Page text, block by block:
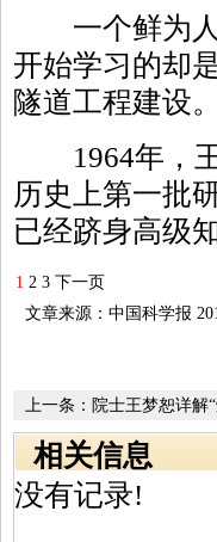
一个鲜为人
开始学习的却
隧道工程建设。
1964年，王
历史上第一批
已经跻身高级
1 2 3 下一页
文章来源：中国科学报
上一条： 院士王梦恕详解
相关信息
没有记录!